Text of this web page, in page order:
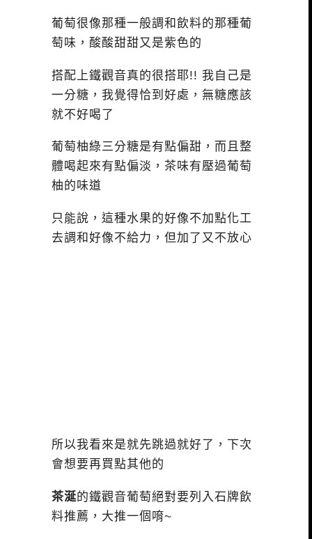
葡萄很像那種一般調和飲料的那種葡
萄味，酸酸甜甜又是紫色的
搭配上鐵觀音真的很搭耶!! 我自己是
一分糖，我覺得恰到好處，無糖應該
就不好喝了
葡萄柚綠三分糖是有點偏甜，而且整
體喝起來有點偏淡，茶味有壓過葡萄
柚的味道
只能說，這種水果的好像不加點化工
去調和好像不給力，但加了又不放心
所以我看來是就先跳過就好了，下次
會想要再買點其他的
茶涎的鐵觀音葡萄絕對要列入石牌飲
料推薦，大推一個唷~